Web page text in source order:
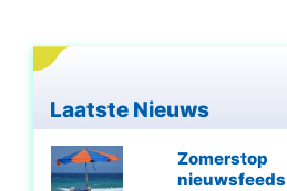
Laatste Nieuws
Zomerstop
nieuwsfeeds